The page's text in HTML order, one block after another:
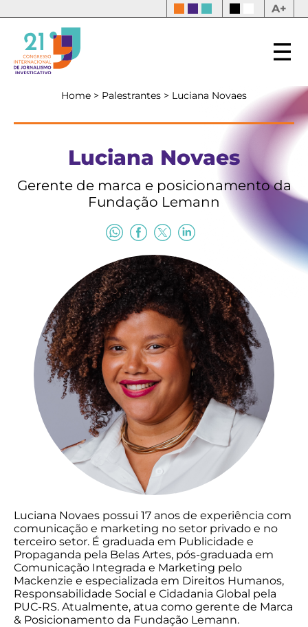
A+
Home > Palestrantes > Luciana Novaes
Luciana Novaes
Gerente de marca e posicionamento da
Fundação Lemann
Luciana Novaes possui 17 anos de experiência com
comunicação e marketing no setor privado e no
terceiro setor. É graduada em Publicidade e
Propaganda pela Belas Artes, pós-graduada em
Comunicação Integrada e Marketing pelo
Mackenzie e especializada em Direitos Humanos,
Responsabilidade Social e Cidadania Global pela
PUC-RS. Atualmente, atua como gerente de Marca
& Posicionamento da Fundação Lemann.